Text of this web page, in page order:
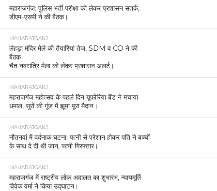
महाराजगंज: पुलिस भर्ती परीक्षा को लेकर प्रशासन सतर्क,
डीएम-एसपी ने की बैठक।
MAHARAJGANJ
लेहड़ा मंदिर मेले की तैयारियां तेज, SDM व CO ने की
बैठक
चैत नवरात्रि मेला को लेकर प्रशासन अलर्ट।
MAHARAJGANJ
महराजगंज महोत्सव के पहले दिन यूफोरिया बैंड ने मचाया
धमाल, सुरों की गूंज में झूमा पूरा मैदान।
MAHARAJGANJ
नौतनवां में दर्दनाक घटना: पत्नी से परेशान होकर पति ने बच्चों
के साथ दे दी थी जान, पत्नी गिरफ्तार।
MAHARAJGANJ
महराजगंज में राष्ट्रीय लोक अदालत का शुभारंभ, न्यायमूर्ति
विवेक वर्मा ने किया उद्घाटन।